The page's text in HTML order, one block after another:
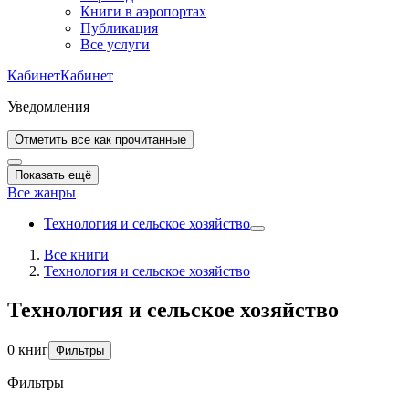
Книги в аэропортах
Публикация
Все услуги
КабинетКабинет
Уведомления
Отметить все как прочитанные
Показать ещё
Все жанры
Технология и сельское хозяйство
Все книги
Технология и сельское хозяйство
Технология и сельское хозяйство
0 книг Фильтры
Фильтры